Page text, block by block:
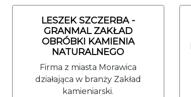
LESZEK SZCZERBA -
GRANMAL ZAKŁAD
OBRÓBKI KAMIENIA
NATURALNEGO
Firma z miasta Morawica
działająca w branży Zakład
kamieniarski.